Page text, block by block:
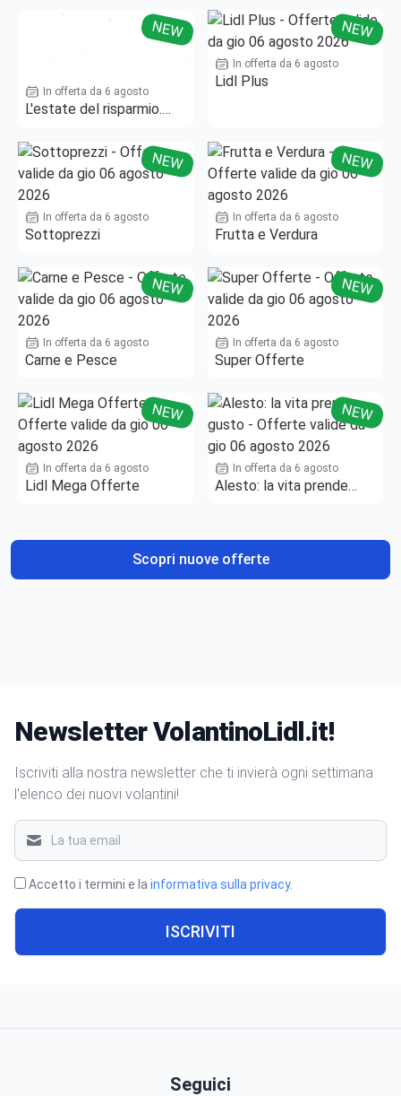
NEW
In offerta da 6 agosto
L'estate del risparmio.
NEW
In offerta da 6 agosto
Lidl Plus
NEW
In offerta da 6 agosto
Sottoprezzi
NEW
In offerta da 6 agosto
Frutta e Verdura
NEW
In offerta da 6 agosto
Carne e Pesce
NEW
In offerta da 6 agosto
Super Offerte
NEW
In offerta da 6 agosto
Lidl Mega Offerte
NEW
In offerta da 6 agosto
Alesto: la vita prende
Scopri nuove offerte
Newsletter VolantinoLidl.it!
Iscriviti alla nostra newsletter che ti invierà ogni settimana
l'elenco dei nuovi volantini!
Accetto i termini e la informativa sulla privacy.
ISCRIVITI
Seguici